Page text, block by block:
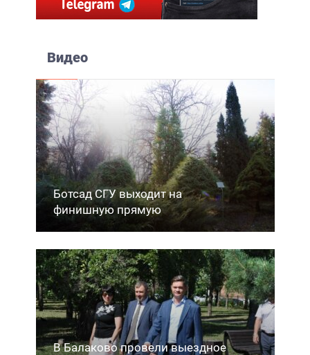
Видео
Ботсад СГУ выходит на
финишную прямую
В Балаково провели выездное